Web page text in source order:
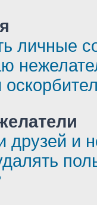
личные
друзей и